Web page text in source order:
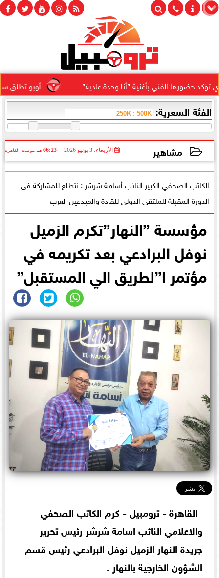
أوبو تطلق سلسلة رينو 16 في المملكة العربية الفني بأغنية ”أنا وحدة عادية”
الفئة السعرية:
مشاهير الأربعاء، 3 يونيو 2026 06:23 مـ بتوقيت القاهرة
2026-06-03 18:23:44
الكاتب الصحفي الكبير النائب أسامة شرشر : نتطلع للمشاركة فى
الدورة المقبلة للملتقى الدولى للقادة والمبدعين العرب
مؤسسة ”النهار”تكرم الزميل
نوفل البرادعي بعد تكريمه في
مؤتمر ا”لطريق الي المستقبل”
القاهرة - ترومبيل - كرم الكاتب الصحفي
والاعلامي النائب اسامة شرشر رئيس تحرير
جريدة النهار الزميل نوفل البرادعي رئيس قسم
الشؤون الخارجية بالنهار .